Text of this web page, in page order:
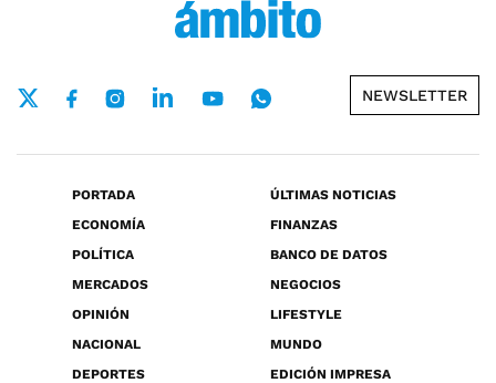
NEWSLETTER
PORTADA
ÚLTIMAS NOTICIAS
ECONOMÍA
FINANZAS
POLÍTICA
BANCO DE DATOS
MERCADOS
NEGOCIOS
OPINIÓN
LIFESTYLE
NACIONAL
MUNDO
DEPORTES
EDICIÓN IMPRESA